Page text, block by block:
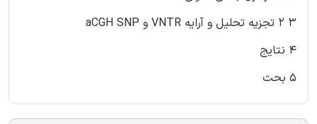
۳ ۲ تجزیه تحلیل و آرایه VNTR و aCGH SNP
۴ نتایج
۵ بحث